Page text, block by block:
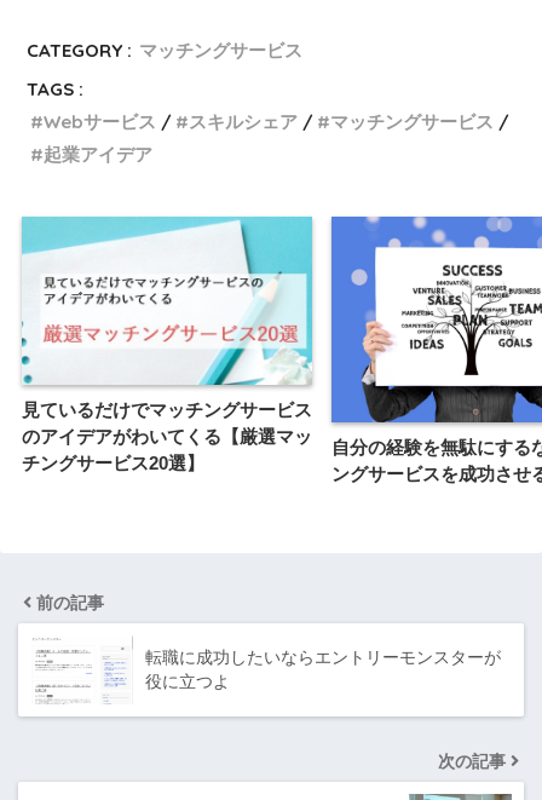
CATEGORY : マッチングサービス
TAGS :
Webサービス
スキルシェア
マッチングサービス
起業アイデア
見ているだけでマッチングサービス
のアイデアがわいてくる【厳選マッ
チングサービス20選】
自分の経験を無駄にする
ングサービスを成功させ
前の記事
転職に成功したいならエントリーモンスターが
役に立つよ
次の記事